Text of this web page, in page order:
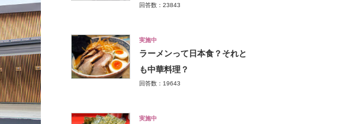
回答数：23843
実施中
ラーメンって日本食？それと
も中華料理？
回答数：19643
実施中